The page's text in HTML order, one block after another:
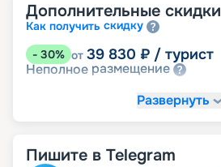
Дополнительные скидки
Как получить скидку
- 30% от 39 830 ₽ / турист
Неполное размещение
Развернуть
Пишите в Telegram